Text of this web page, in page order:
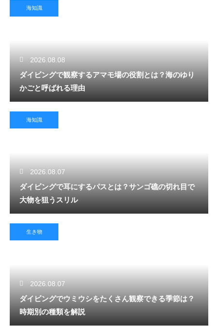
海知識
2026.08.08
ダイビングで観察するアマモ場の役割とは？海のゆり
かごと呼ばれる理由
海知識
2026.08.07
ダイビングで耳にするパスとは？サンゴ礁の切れ目で
大物を狙うスリル
生き物
2026.08.07
ダイビングでウミウシをたくさん観察できる季節は？
時期別の種類を解説